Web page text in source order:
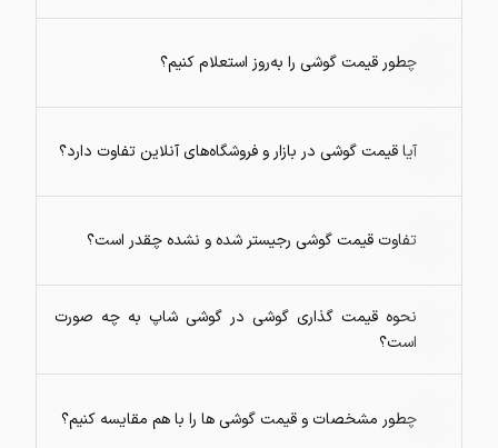
چطور قیمت گوشی را به‌روز استعلام کنیم؟
آیا قیمت گوشی در بازار و فروشگاه‌های آنلاین تفاوت دارد؟
تفاوت قیمت گوشی رجیستر شده و نشده چقدر است؟
نحوه قیمت گذاری گوشی در گوشی شاپ به چه صورت
است؟
چطور مشخصات و قیمت گوشی ها را با هم مقایسه کنیم؟